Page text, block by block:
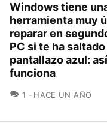
Windows tiene
herramienta muy
reparar en
PC si te ha
pantallazo azul: así
funciona
1 COMENTARIOS
HACE UN AÑO